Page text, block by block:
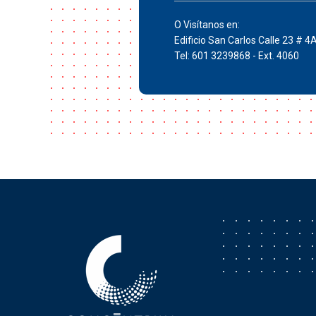
O Visítanos en:
Edificio San Carlos Calle 23 #
Tel: 601 3239868 - Ext. 4060